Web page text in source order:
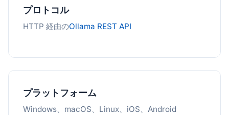
プロトコル
HTTP 経由のOllama REST API
プラットフォーム
Windows、macOS、Linux、iOS、Android